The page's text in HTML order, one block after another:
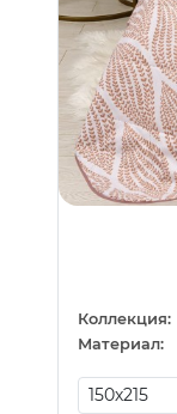
Коллекция:
Материал: